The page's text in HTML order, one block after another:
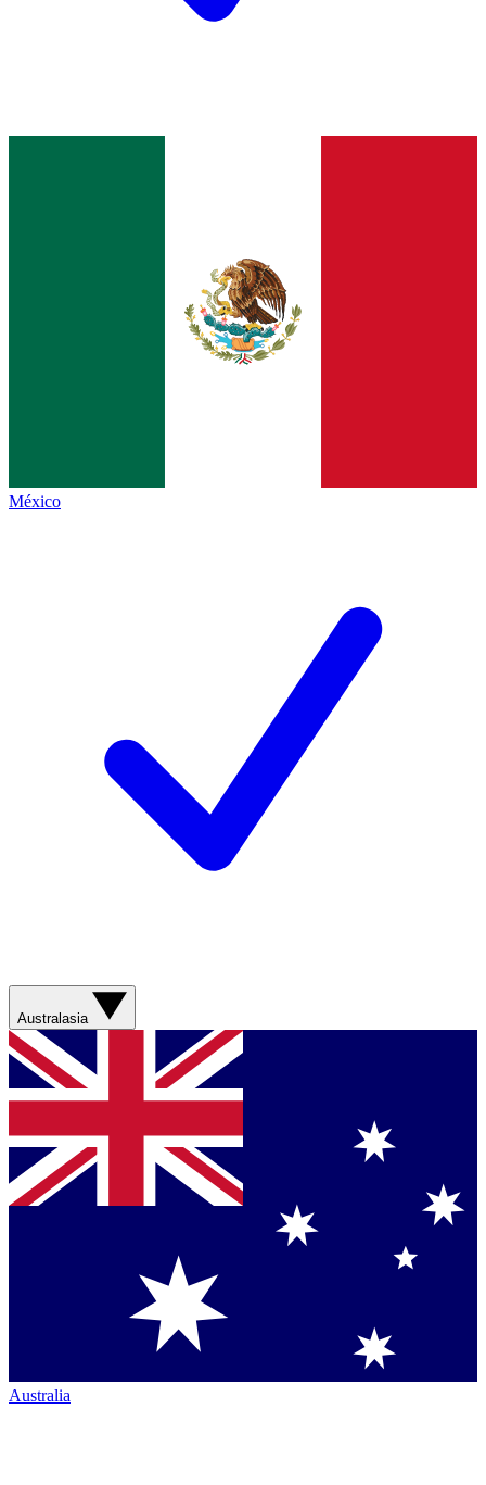
México
Australasia
Australia